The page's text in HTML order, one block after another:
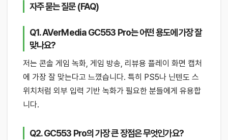
자주 묻는 질문 (FAQ)
Q1. AVerMedia GC553 Pro는 어떤 용도에 가장 잘
맞나요?
저는 콘솔 게임 녹화, 게임 방송, 리뷰용 플레이 화면 캡처
에 가장 잘 맞는다고 느꼈습니다. 특히 PS5나 닌텐도 스
위치처럼 외부 입력 기반 녹화가 필요한 분들에게 유용합
니다.
Q2. GC553 Pro의 가장 큰 장점은 무엇인가요?